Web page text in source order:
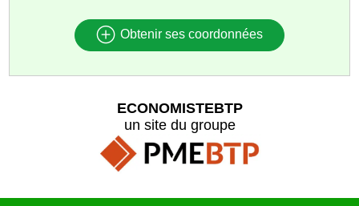
Obtenir ses coordonnées
ECONOMISTEBTP
un site du groupe